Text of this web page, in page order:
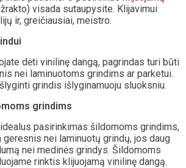
visada sutaupysite. Klijavimui
ir, greičiausiai, meistro.
dėti vinilinę dangą, pagrindas turi būti
nei laminuotoms grindims ar parketui.
grindis išlyginamuoju sluoksniu.
grindims
pasirinkimas šildomoms grindims,
geresnis nei laminuotų grindų, jos daug
nei medinės grindys. Šildomoms
rinktis klijuojamą vinilinę dangą.